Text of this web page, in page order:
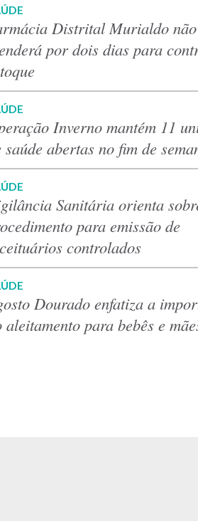
Distrital Murialdo não
por dois dias para
Inverno mantém 11
saúde abertas no fim de
Sanitária orienta
para emissão de
controlados
Dourado enfatiza a
aleitamento para bebês e